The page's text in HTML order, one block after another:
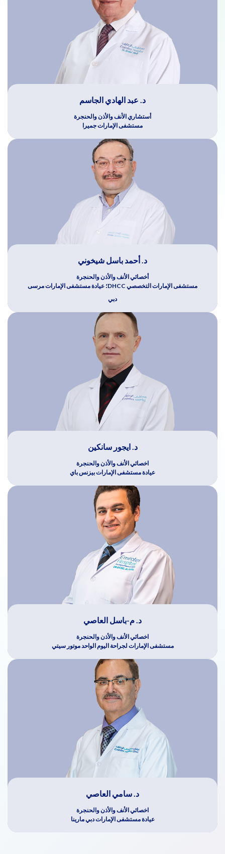
د. عبد الهادي الجاسم
أستشاري الأنف والأذن والحنجرة
مستشفى الإمارات جميرا
د. أحمد باسل شيخوني
أخصائي الأنف والأذن والحنجرة
مستشفى الإمارات التخصصي DHCC؛ عيادة مستشفى الإمارات مرسى
دبي
د. ايجور سانكين
اخصائي الأنف والأذن والحنجرة
عيادة مستشفى الإمارات بيزنس باي
د. م-باسل العاصي
اخصائي الأنف والأذن والحنجرة
مستشفى الإمارات لجراحة اليوم الواحد موتور سيتي
د. سامي العاصي
اخصائي الأنف والأذن والحنجرة
عيادة مستشفى الإمارات دبي مارينا